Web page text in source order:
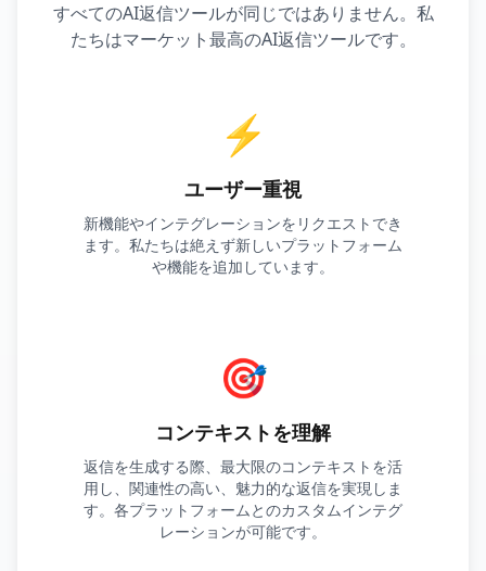
すべてのAI返信ツールが同じではありません。私
たちはマーケット最高のAI返信ツールです。
⚡
ユーザー重視
新機能やインテグレーションをリクエストでき
ます。私たちは絶えず新しいプラットフォーム
や機能を追加しています。
🎯
コンテキストを理解
返信を生成する際、最大限のコンテキストを活
用し、関連性の高い、魅力的な返信を実現しま
す。各プラットフォームとのカスタムインテグ
レーションが可能です。